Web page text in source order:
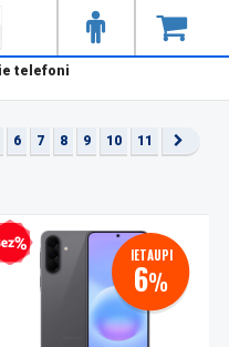
telefoni
6 7 8 9 10 11
kredīts IETAUPI
6%